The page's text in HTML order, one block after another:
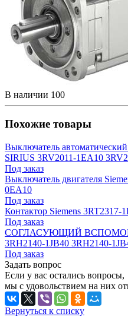
В наличии 100
Похожие товары
Выключатель
SIRIUS 3RV2011-1EA10
Под заказ
Выключатель двигателя
0EA10
Под заказ
Контактор Siemens 3RT2317-
Под заказ
СОГЛАСУЮЩИЙ
3RH2140-1JB40 3RH2140-
Под заказ
Задать вопрос
Если у вас остались вопросы,
мы с удовольствием на них
Вернуться к списку